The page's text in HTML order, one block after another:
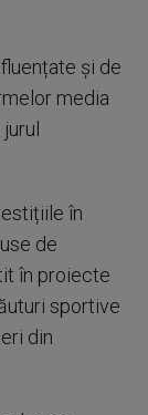
și de
media
în
de
în proiecte
sportive
din